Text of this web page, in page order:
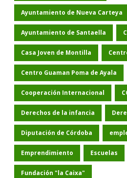
Ayuntamiento de Nueva Carteya
Ayuntamiento de Santaella
Casa Joven de Montilla
Centro Guaman Poma de Ayala
Cooperación Internacional
Derechos de la infancia
Diputación de Córdoba
Emprendimiento Escuelas
Fundación "la Caixa"